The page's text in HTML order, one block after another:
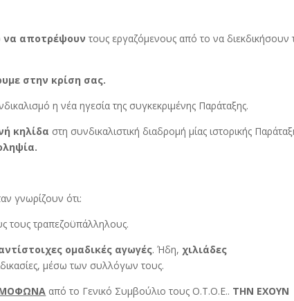
να αποτρέψουντους εργαζόμενους από το να διεκδικήσουν
στην κρίση σας.
η νέα ηγεσία της συγκεκριμένης Παράταξης.
κηλίδα στη συνδικαλιστική διαδρομή μίας ιστορικής
γνωρίζουν ότι:
τους τραπεζοϋπάλληλους.
ομαδικές αγωγές. Ήδη, χιλιάδες
μέσω των συλλόγων τους.
από το Γενικό Συμβούλιο τους Ο.Τ.Ο.Ε.. ΤΗΝ ΕΧΟΥΝ